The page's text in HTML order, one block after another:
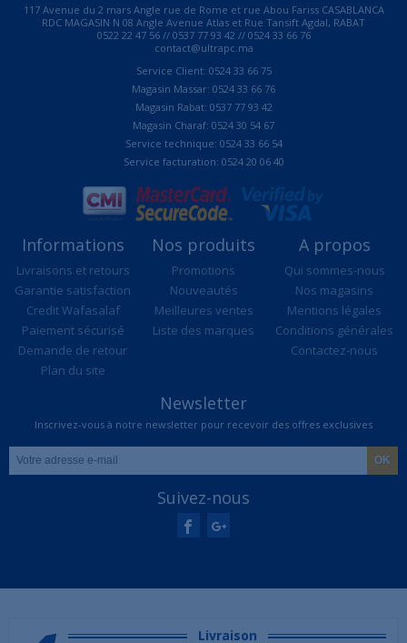
117 Avenue du 2 mars Angle rue de Rome et rue Abou Fariss CASABLANCA
RDC MAGASIN N 08 Angle Avenue Atlas et Rue Tansift Agdal, RABAT
0522 22 47 56 // 0537 77 93 42 // 0524 33 66 76
contact@ultrapc.ma
Service Client: 0524 33 66 75
Magasin Massar: 0524 33 66 76
Magasin Rabat: 0537 77 93 42
Magasin Charaf: 0524 30 54 67
Service technique: 0524 33 66 54
Service facturation: 0524 20 06 40
Informations
Livraisons et retours
Garantie satisfaction
Credit Wafasalaf
Paiement sécurisé
Demande de retour
Plan du site
Nos produits
Promotions
Nouveautés
Meilleures ventes
Liste des marques
A propos
Qui sommes-nous
Nos magasins
Mentions légales
Conditions générales
Contactez-nous
Newsletter
Inscrivez-vous à notre newsletter pour recevoir des offres exclusives
Suivez-nous
Livraison